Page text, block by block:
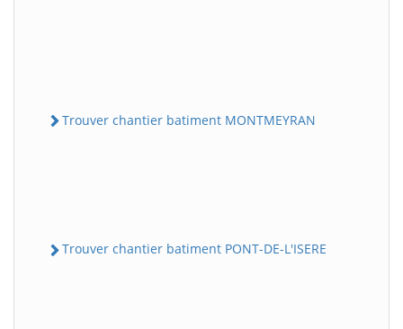
Trouver chantier batiment MONTMEYRAN
Trouver chantier batiment PONT-DE-L'ISERE